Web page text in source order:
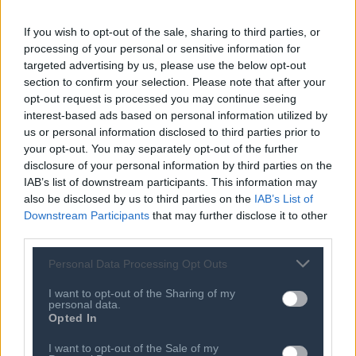
If you wish to opt-out of the sale, sharing to third parties, or
processing of your personal or sensitive information for
targeted advertising by us, please use the below opt-out
section to confirm your selection. Please note that after your
opt-out request is processed you may continue seeing
interest-based ads based on personal information utilized by
us or personal information disclosed to third parties prior to
your opt-out. You may separately opt-out of the further
disclosure of your personal information by third parties on the
IAB’s list of downstream participants. This information may
also be disclosed by us to third parties on the IAB’s List of
Downstream Participants that may further disclose it to other
Personal Data Processing Opt Outs
I want to opt-out of the Sharing of my
personal data.
Opted In
I want to opt-out of the Sale of my
αντίθεση με όσες δεν καταφέρουν να ανταποκριθούν
στις προσδοκίες τους και οι οποίες διατρέχουν τον
κίνδυνο απωλειών στο πελατολόγιο τους”,αναφέρει η
μελέτη.